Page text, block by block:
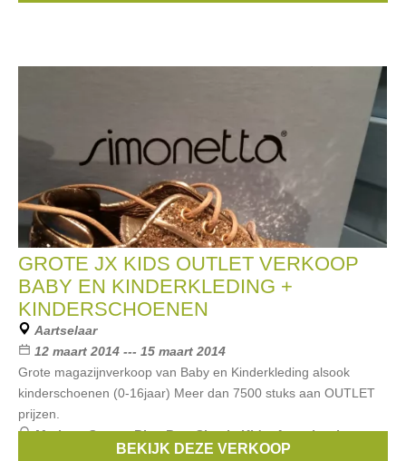
GROTE JX KIDS OUTLET VERKOOP
BABY EN KINDERKLEDING +
KINDERSCHOENEN
Aartselaar
12 maart 2014 --- 15 maart 2014
Grote magazijnverkoop van Baby en Kinderkleding alsook
kinderschoenen (0-16jaar) Meer dan 7500 stuks aan OUTLET
prijzen.
Merken:Scapa,Blue Bay,Simple Kids,Anne kurris,
BEKIJK DEZE VERKOOP